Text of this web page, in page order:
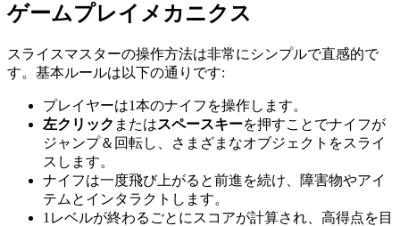
ゲームプレイメカニクス
スライスマスターの操作方法は非常にシンプルで直感的で
す。基本ルールは以下の通りです:
プレイヤーは1本のナイフを操作します。
左クリック またはスペースキーを押すことでナイフが
ジャンプ＆回転し、さまざまなオブジェクトをスライ
スします。
ナイフは一度飛び上がると前進を続け、障害物やアイ
テムとインタラクトします。
1レベルが終わるごとにスコアが計算され、高得点を目